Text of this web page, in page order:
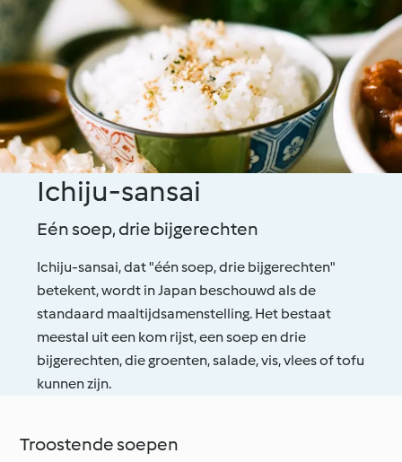
Ichiju-sansai
Eén soep, drie bijgerechten
Ichiju-sansai, dat "één soep, drie bijgerechten"
betekent, wordt in Japan beschouwd als de
standaard maaltijdsamenstelling. Het bestaat
meestal uit een kom rijst, een soep en drie
bijgerechten, die groenten, salade, vis, vlees of tofu
kunnen zijn.
Troostende soepen